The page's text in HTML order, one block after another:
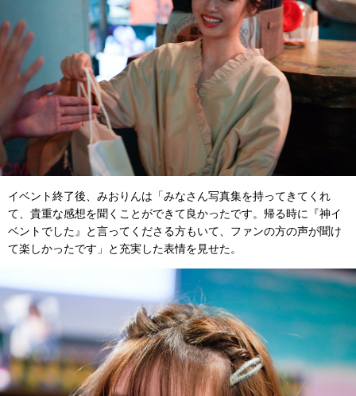
イベント終了後、みおりんは「みなさん写真集を持ってきてくれ
て、貴重な感想を聞くことができて良かったです。帰る時に『神イ
ベントでした』と言ってくださる方もいて、ファンの方の声が聞け
て楽しかったです」と充実した表情を見せた。